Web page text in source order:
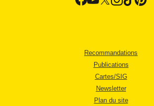
Recommandations
Publications
Cartes/SIG
Newsletter
Plan du site